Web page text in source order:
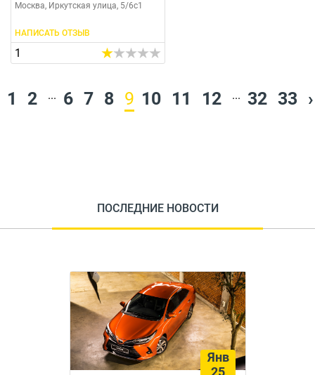
Москва, Иркутская улица, 5/6с1
НАПИСАТЬ ОТЗЫВ
1
1 2 ... 6 7 8 9 10 11 12 ... 32 33 ›
ПОСЛЕДНИЕ НОВОСТИ
Янв
25